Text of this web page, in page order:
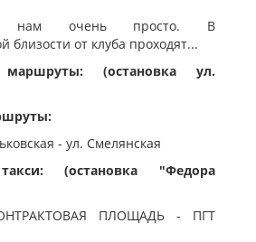
нам очень просто. В
близости от клуба проходят...
маршруты: (остановка ул.
- ул. Смелянская
(остановка "Федора
ПЛОЩАДЬ - ПГТ